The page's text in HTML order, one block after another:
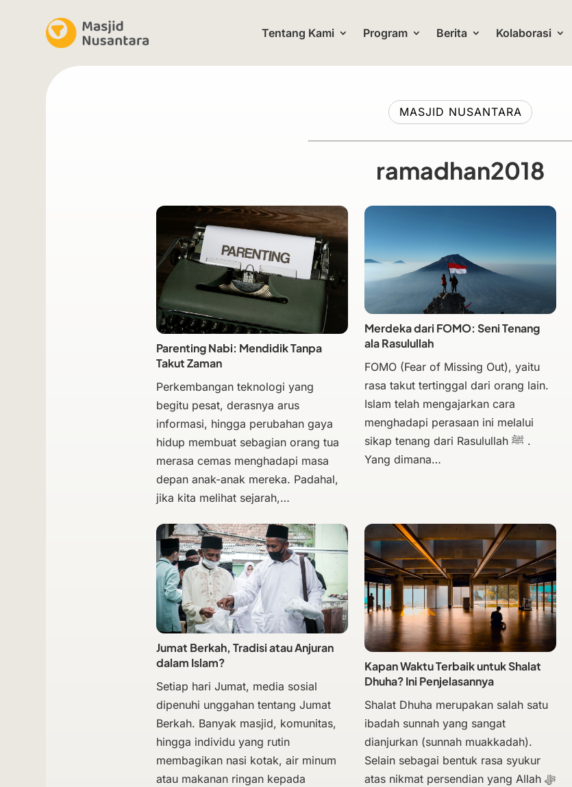
Tentang Kami Program Berita Kolaborasi
MASJID NUSANTARA
ramadhan2018
Parenting Nabi: Mendidik Tanpa
Takut Zaman
Perkembangan teknologi yang
begitu pesat, derasnya arus
informasi, hingga perubahan gaya
hidup membuat sebagian orang tua
merasa cemas menghadapi masa
depan anak-anak mereka. Padahal,
jika kita melihat sejarah,…
Merdeka dari FOMO: Seni Tenang
ala Rasulullah
FOMO (Fear of Missing Out), yaitu
rasa takut tertinggal dari orang lain.
Islam telah mengajarkan cara
menghadapi perasaan ini melalui
sikap tenang dari Rasulullah ﷺ .
Yang dimana…
Jumat Berkah, Tradisi atau Anjuran
dalam Islam?
Setiap hari Jumat, media sosial
dipenuhi unggahan tentang Jumat
Berkah. Banyak masjid, komunitas,
hingga individu yang rutin
membagikan nasi kotak, air minum
atau makanan ringan kepada
Kapan Waktu Terbaik untuk Shalat
Dhuha? Ini Penjelasannya
Shalat Dhuha merupakan salah satu
ibadah sunnah yang sangat
dianjurkan (sunnah muakkadah).
Selain sebagai bentuk rasa syukur
atas nikmat persendian yang Allah ﷻ